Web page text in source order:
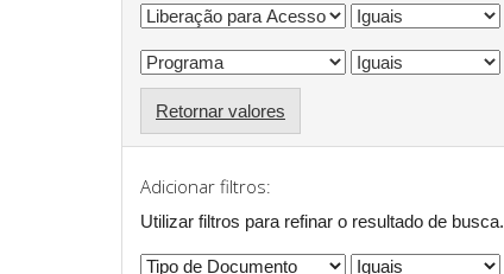
Retornar valores
Adicionar filtros:
Utilizar filtros para refinar o resultado de busca.